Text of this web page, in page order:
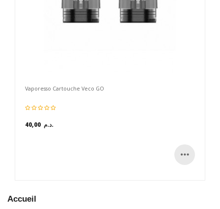
Vaporesso Cartouche Veco GO
40,00 د.م.
Accueil